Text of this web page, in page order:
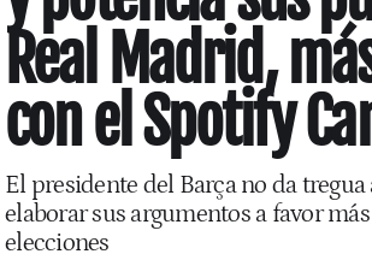
Real Madrid,
con el Spotify
El presidente del Barça no da
elaborar sus argumentos a favor
elecciones